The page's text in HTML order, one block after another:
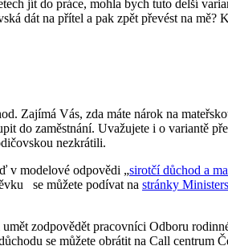
jít do práce, mohla bych tuto delší
dát na přítel a pak zpět převést na
Zajímá Vás, zda máte nárok na
do zaměstnání. Uvažujete i o variantě
nezkrátili.
v modelové odpovědi „sirotčí důchod a
se můžete podívat na stránky
zodpovědět pracovníci Odboru
se můžete obrátit na Call centrum